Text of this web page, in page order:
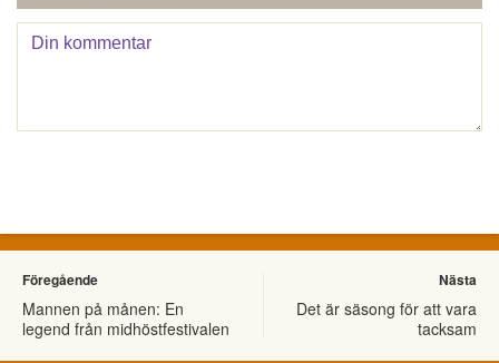
Föregående
Mannen på månen: En
legend från midhöstfestivalen
Nästa
Det är säsong för att vara
tacksam